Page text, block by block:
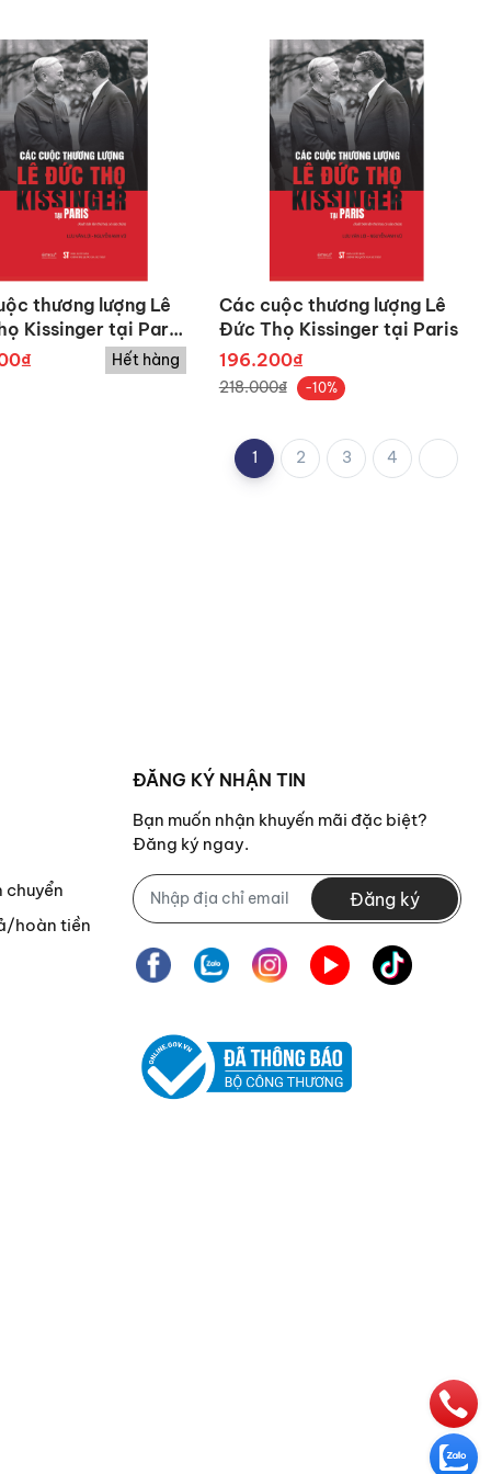
thương lượng Lê
Kissinger tại Paris
Hết hàng
Các cuộc thương lượng Lê
Đức Thọ Kissinger tại Paris
196.200₫
218.000₫ -10%
1 2 3 4
chuyển
hoàn tiền
ĐĂNG KÝ NHẬN TIN
Bạn muốn nhận khuyến mãi đặc biệt?
Đăng ký ngay.
Đăng ký